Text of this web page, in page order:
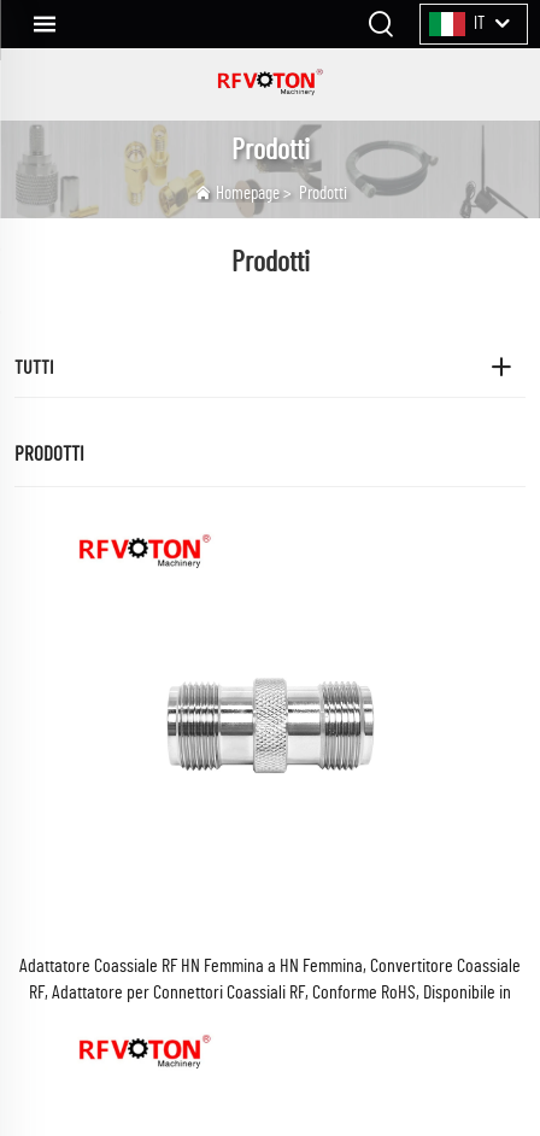
Prodotti
Homepage> Prodotti
Prodotti
TUTTI
PRODOTTI
Adattatore Coassiale RF HN Femmina a HN Femmina, Convertitore Coassiale
RF, Adattatore per Connettori Coassiali RF, Conforme RoHS, Disponibile in